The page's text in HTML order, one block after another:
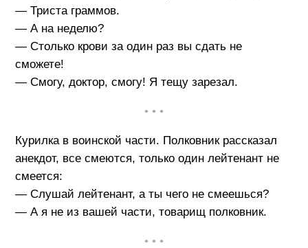
— Триста граммов.
— А на неделю?
— Столько крови за один раз вы сдать не
сможете!
— Смогу, доктор, смогу! Я тещу зарезал.
• • •
Курилка в воинской части. Полковник рассказал
анекдот, все смеются, только один лейтенант не
смеется:
— Слушай лейтенант, а ты чего не смеешься?
— А я не из вашей части, товарищ полковник.
• • •